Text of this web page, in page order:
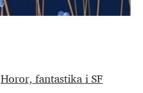
Horor, fantastika i SF